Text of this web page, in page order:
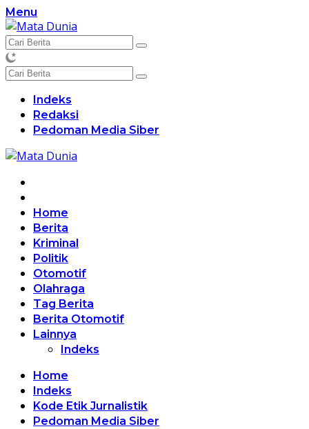
Langsung
ke
konten
Menu
Indeks
Redaksi
Pedoman Media Siber
Home
Berita
Kriminal
Politik
Otomotif
Olahraga
Tag Berita
Berita Otomotif
Lainnya
Indeks
Home
Indeks
Kode Etik Jurnalistik
Pedoman Media Siber